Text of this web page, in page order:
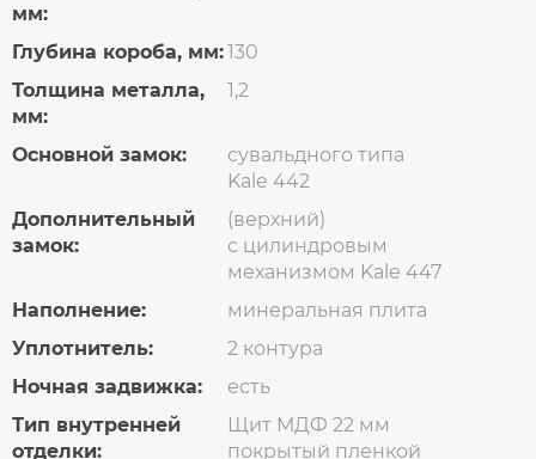
мм:
Глубина короба, мм:130
Толщина металла,
мм:
1,2
Основной замок:
сувальдного типа
Kale 442
Дополнительный
замок:
(верхний)
с цилиндровым
механизмом Kale 447
Наполнение:
минеральная плита
Уплотнитель:
2 контура
Ночная задвижка:
есть
Тип внутренней
отделки:
Щит МДФ 22 мм
покрытый пленкой